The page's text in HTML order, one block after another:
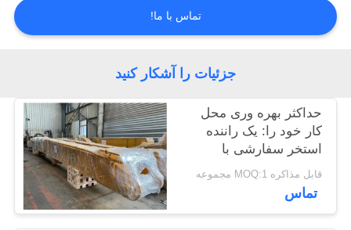
کیفیت
تماس
بگیرید
اخبار
تماس با ما!
جزئیات را آشکار کنید
حداکثر بهره وری محل
کار خود را: یک راننده
استخر سفارشی با
ظرفیت سطل یکپارچه
قابل مذاکره MOQ:1 مجموعه
تماس